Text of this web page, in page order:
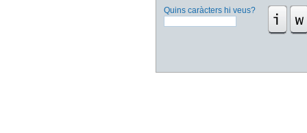
Quins caràcters hi veus?